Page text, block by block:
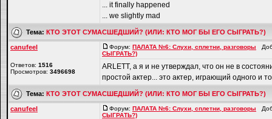
... it finally happened
... we slightly mad
Тема: КТО ЭТОТ СУМАСШЕДШИЙ? (ИЛИ: КТО МОГ БЫ ЕГО СЫГРАТЬ?)
canufeel
Ответов: 1516
Просмотров: 3496698
Форум: ПАЛАТА №6: Слухи, сплетни, разговоры
СЫГРАТЬ?)
ARLETT, а я и не утверждал, что он не в
простой актер... это актер, играющий одного и
Тема: КТО ЭТОТ СУМАСШЕДШИЙ? (ИЛИ: КТО МОГ БЫ ЕГО СЫГРАТЬ?)
canufeel Форум: ПАЛАТА №6: Слухи, сплетни, разговоры
СЫГРАТЬ?)